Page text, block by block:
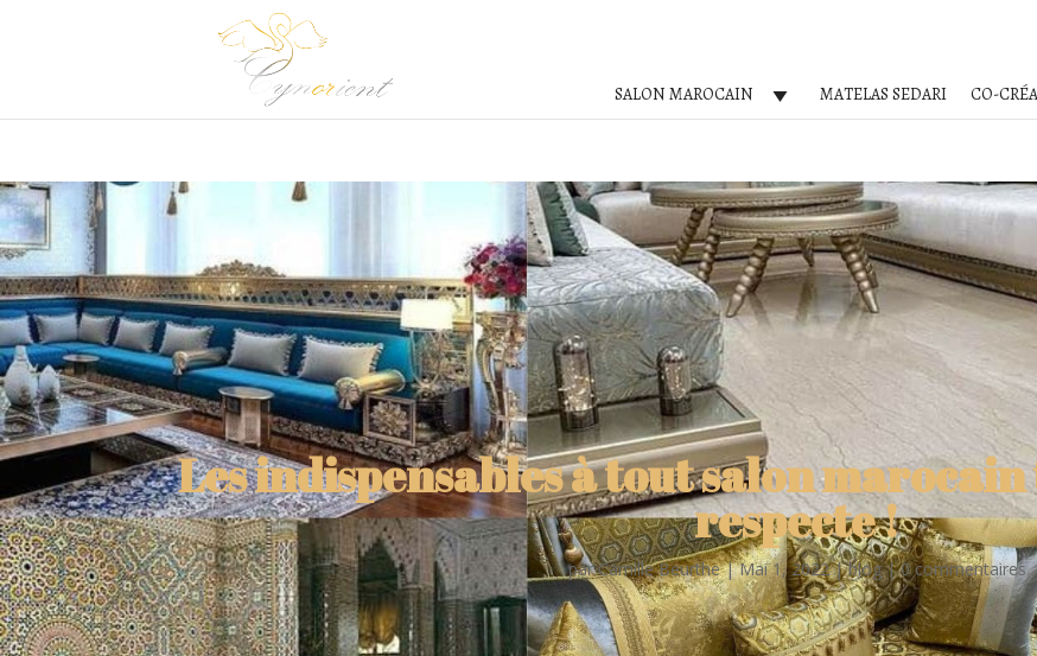
SALON MAROCAIN MATELAS SEDARI CO-
Les indispensables à tout salon
respecte !
parCamille Beurthe|Mai 1, 2022|blog|0 commentaires